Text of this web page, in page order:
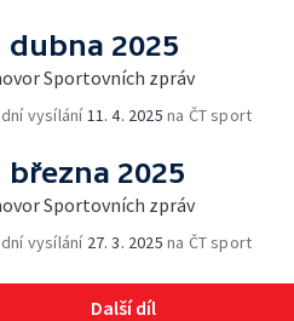
dubna 2025
Sportovních zpráv
vysílání 11. 4. 2025 na ČT sport
března 2025
Sportovních zpráv
vysílání 27. 3. 2025 na ČT sport
Další díl